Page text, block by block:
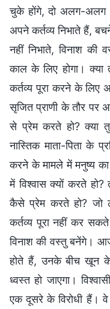
चुके होंगे, दो अलग-अलग
अपने कर्तव्य निभाते हैं,
नहीं निभाते, विनाश
काल के लिए होगा।
कर्तव्य पूरा करने के लिए
सृजित प्राणी के तौर पर
से प्रेम करते हो? क्या
नास्तिक माता-पिता के
करने के मामले में मनुष्य का
में विश्वास क्यों करते हो?
कैसे प्रेम करते हो? जो
कर्तव्य पूरा नहीं कर
विनाश की वस्तु बनेंगे।
होते हैं, उनके बीच खून के
ध्वस्त हो जाएगा।
एक दूसरे के विरोधी हैं। वे